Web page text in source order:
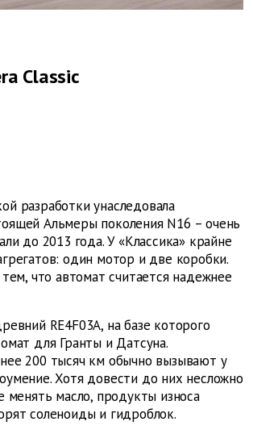
Classic
разработки унаследовала
Альмеры поколения N16 – очень
до 2013 года. У «Классика» крайне
один мотор и две коробки.
тем, что автомат считается надежнее
RE4F03A, на базе которого
для Гранты и Датсуна.
200 тысяч км обычно вызывают у
Хотя довести до них несложно
менять масло, продукты износа
соленоиды и гидроблок.